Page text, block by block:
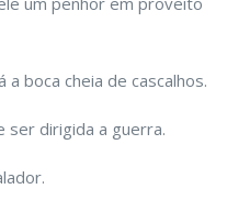
boca cheia de cascalhos.
ser dirigida a guerra.